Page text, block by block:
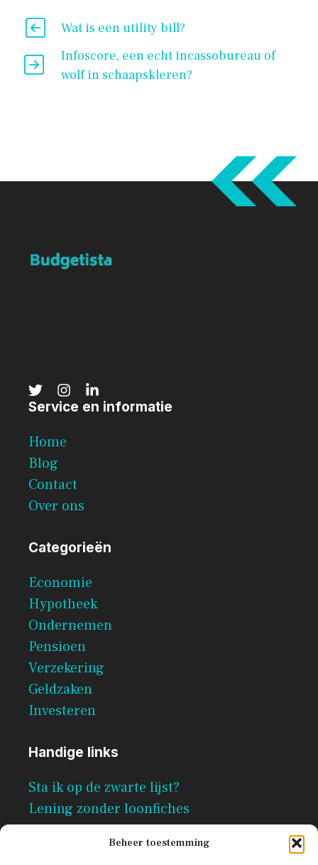
Beheer toestemming
Wat is een utility bill?
Infoscore, een echt incassobureau of
wolf in schaapskleren?
Service en informatie
Home
Blog
Contact
Over ons
Categorieën
Economie
Hypotheek
Ondernemen
Pensioen
Verzekering
Geldzaken
Investeren
Handige links
Sta ik op de zwarte lijst?
Lening zonder loonfiches
Per direct geld lenen zonder